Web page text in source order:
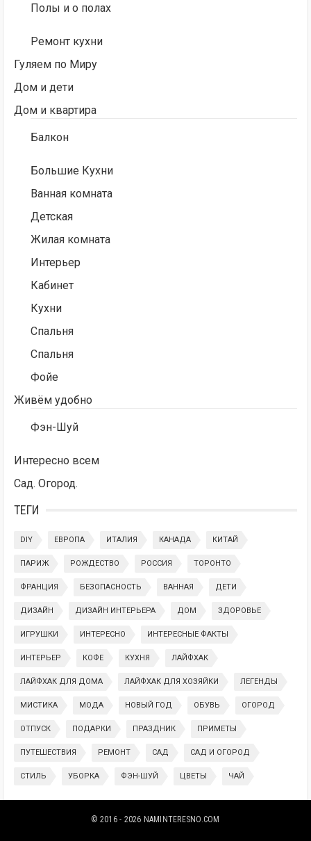
Полы и о полах
Ремонт кухни
Гуляем по Миру
Дом и дети
Дом и квартира
Балкон
Большие Кухни
Ванная комната
Детская
Жилая комната
Интерьер
Кабинет
Кухни
Спальня
Спальня
Фойе
Живём удобно
Фэн-Шуй
Интересно всем
Сад. Огород.
ТЕГИ
DIY ЕВРОПА ИТАЛИЯ КАНАДА КИТАЙ
ПАРИЖ РОЖДЕСТВО РОССИЯ ТОРОНТО
ФРАНЦИЯ БЕЗОПАСНОСТЬ ВАННАЯ ДЕТИ
ДИЗАЙН ДИЗАЙН ИНТЕРЬЕРА ДОМ ЗДОРОВЬЕ
ИГРУШКИ ИНТЕРЕСНО ИНТЕРЕСНЫЕ ФАКТЫ
ИНТЕРЬЕР КОФЕ КУХНЯ ЛАЙФХАК
ЛАЙФХАК ДЛЯ ДОМА ЛАЙФХАК ДЛЯ ХОЗЯЙКИ ЛЕГЕНДЫ
МИСТИКА МОДА НОВЫЙ ГОД ОБУВЬ ОГОРОД
ОТПУСК ПОДАРКИ ПРАЗДНИК ПРИМЕТЫ
ПУТЕШЕСТВИЯ РЕМОНТ САД САД И ОГОРОД
СТИЛЬ УБОРКА ФЭН-ШУЙ ЦВЕТЫ ЧАЙ
© 2016 - 2026 NAMINTERESNO.COM